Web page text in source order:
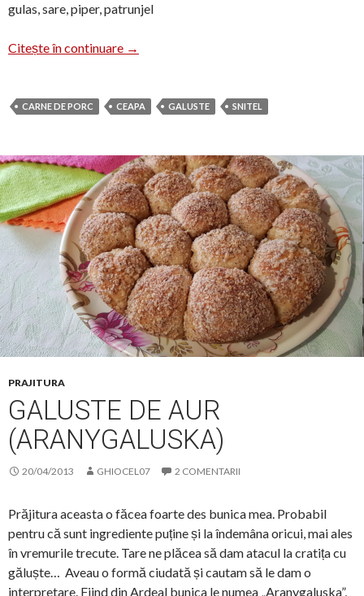
gulas, sare, piper, patrunjel
Citește în continuare Snitele cu ceapa si galuste
→
CARNE DE PORC CEAPA GALUSTE SNITEL
PRAJITURA
GALUSTE DE AUR
(ARANYGALUSKA)
20/04/2013 GHIOCEL07 2 COMENTARII
Prăjitura aceasta o făcea foarte des bunica mea. Probabil
pentru că sunt ingrediente puține și la îndemâna oricui, mai ales
în vremurile trecute. Tare ne plăcea să dam atacul la cratița cu
găluște… Aveau o formă ciudată și cautam să le dam o
interpretare. Fiind din Ardeal bunica le numea „Aranygaluska”,